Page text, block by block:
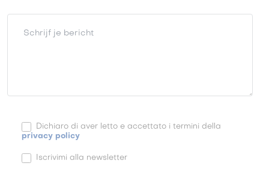
Schrijf je bericht
Dichiaro di aver letto e accettato i termini della
privacy policy
Iscrivimi alla newsletter